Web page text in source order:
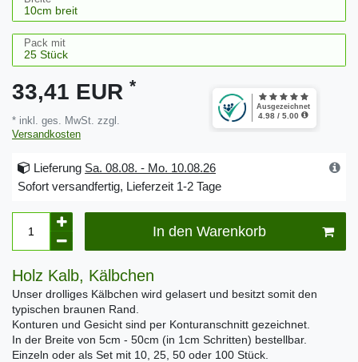
Pack mit
33,41 EUR *
* inkl. ges. MwSt. zzgl.
Versandkosten
Lieferung Sa. 08.08. - Mo. 10.08.26
Sofort versandfertig, Lieferzeit 1-2 Tage
In den Warenkorb
Holz Kalb, Kälbchen
Unser drolliges Kälbchen wird gelasert und besitzt somit den
typischen braunen Rand.
Konturen und Gesicht sind per Konturanschnitt gezeichnet.
In der Breite von 5cm - 50cm (in 1cm Schritten) bestellbar.
Einzeln oder als Set mit 10, 25, 50 oder 100 Stück.